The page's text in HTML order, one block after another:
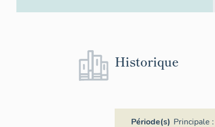
Historique
Période(s) Principale :